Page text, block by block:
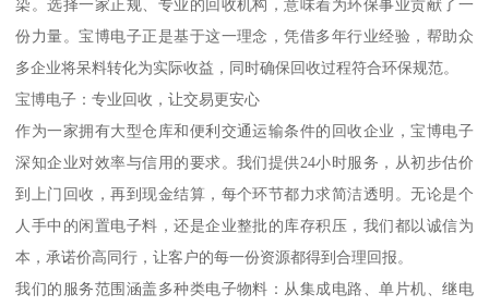
染。选择一家正规、专业的回收机构，意味着为环保事业贡献了一
份力量。宝博电子正是基于这一理念，凭借多年行业经验，帮助众
多企业将呆料转化为实际收益，同时确保回收过程符合环保规范。
宝博电子：专业回收，让交易更安心
作为一家拥有大型仓库和便利交通运输条件的回收企业，宝博电子
深知企业对效率与信用的要求。我们提供24小时服务，从初步估价
到上门回收，再到现金结算，每个环节都力求简洁透明。无论是个
人手中的闲置电子料，还是企业整批的库存积压，我们都以诚信为
本，承诺价高同行，让客户的每一份资源都得到合理回报。
我们的服务范围涵盖多种类电子物料：从集成电路、单片机、继电